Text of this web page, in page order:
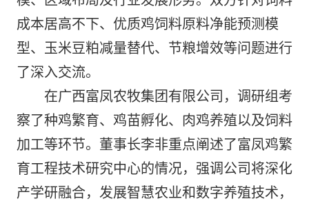
成本居高不下、优质鸡饲料原料净能预测模
型、玉米豆粕减量替代、节粮增效等问题进行
了深入交流。
在广西富凤农牧集团有限公司，调研组考
察了种鸡繁育、鸡苗孵化、肉鸡养殖以及饲料
加工等环节。董事长李非重点阐述了富凤鸡繁
育工程技术研究中心的情况，强调公司将深化
产学研融合，发展智慧农业和数字养殖技术，